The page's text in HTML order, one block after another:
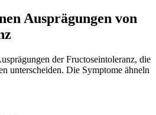
Ausprägungen von
der Fructoseintoleranz, die
unterscheiden. Die Symptome ähneln